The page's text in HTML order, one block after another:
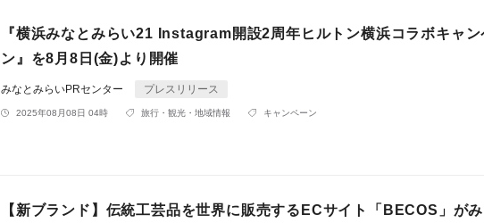
『横浜みなとみらい21 Instagram開設2周年ヒルトン横浜コラボキャン
ン』を8月8日(金)より開催
みなとみらいPRセンター プレスリリース
2025年08月08日 04時 旅行・観光・地域情報 キャンペーン
【新ブランド】伝統工芸品を世界に販売するECサイト「BECOS」が